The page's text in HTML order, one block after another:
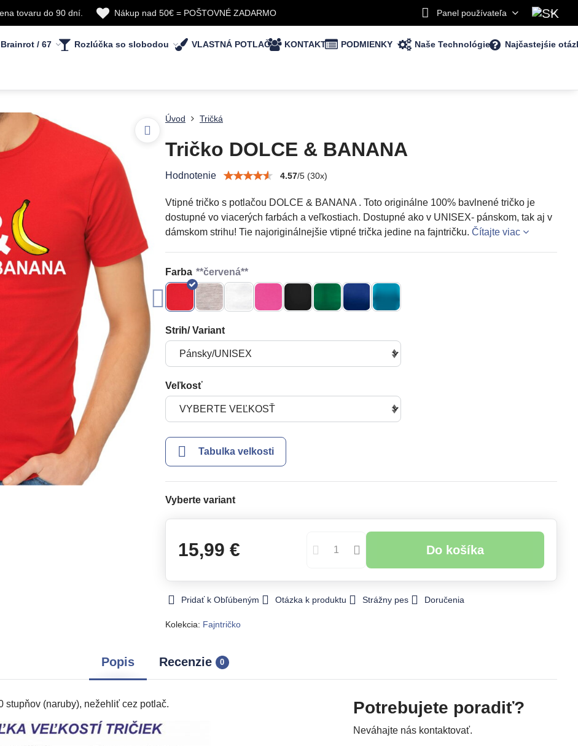
tovaru do 90 dní. Nákup nad 50€ = POŠTOVNÉ ZADARMO Panel používateľa
Brainrot / 67 Rozlúčka so slobodou VLASTNÁ POTLAČ KONTAKT PODMIENKY Naše Technológie Najčastejśie
Úvod Tričká
Tričko DOLCE & BANANA
Hodnotenie 4.57/5(30x)
Vtipné tričko s potlačou DOLCE & BANANA . Toto originálne 100% bavlnené tričko je
dostupné vo viacerých farbách a veľkostiach. Dostupné ako v UNISEX- pánskom, tak aj v
dámskom strihu! Tie najoriginálnejšie vtipné trička jedine na fajntričku. Čítajte viac
Farba
Strih/ Variant
Veľkosť
Tabulka velkosti
Vyberte variant
15,99 € Do košíka
Pridať k Obľúbeným Otázka k produktu Strážny pes Doručenia
Kolekcia: Fajntričko
Popis Recenzie 0
stupňov (naruby), nežehliť cez potlač. Potrebujete poradiť?
Neváhajte nás kontaktovať.